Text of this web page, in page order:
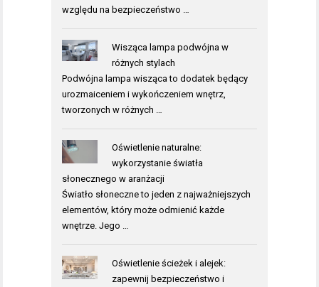
względu na bezpieczeństwo …
Wisząca lampa podwójna w
różnych stylach
Podwójna lampa wisząca to dodatek będący
urozmaiceniem i wykończeniem wnętrz,
tworzonych w różnych …
Oświetlenie naturalne:
wykorzystanie światła
słonecznego w aranżacji
Światło słoneczne to jeden z najważniejszych
elementów, który może odmienić każde
wnętrze. Jego …
Oświetlenie ścieżek i alejek:
zapewnij bezpieczeństwo i